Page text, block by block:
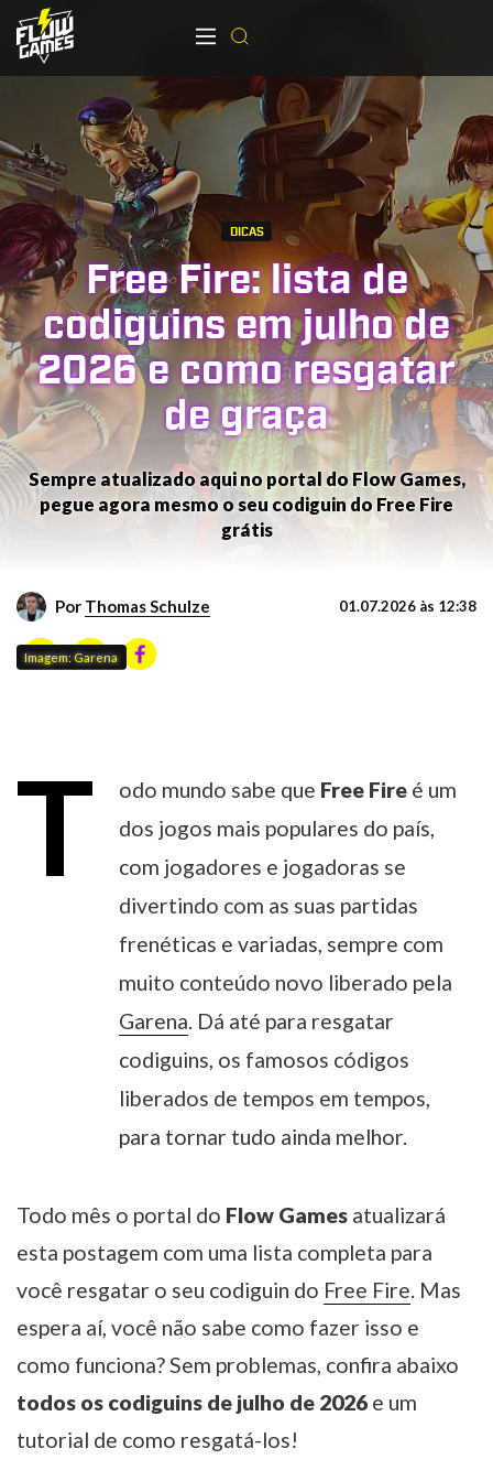
DICAS
Free Fire: lista de
codiguins em julho de
2026 e como resgatar
de graça
Sempre atualizado aqui no portal do Flow Games,
pegue agora mesmo o seu codiguin do Free Fire
grátis
Por Thomas Schulze 01.07.2026 às 12:38
Imagem: Garena
T odo mundo sabe que Free Fire é um
dos jogos mais populares do país,
com jogadores e jogadoras se
divertindo com as suas partidas
frenéticas e variadas, sempre com
muito conteúdo novo liberado pela
Garena. Dá até para resgatar
codiguins, os famosos códigos
liberados de tempos em tempos,
para tornar tudo ainda melhor.
Todo mês o portal do Flow Games atualizará
esta postagem com uma lista completa para
você resgatar o seu codiguin do Free Fire. Mas
espera aí, você não sabe como fazer isso e
como funciona? Sem problemas, confira abaixo
todos os codiguins de julho de 2026 e um
tutorial de como resgatá-los!